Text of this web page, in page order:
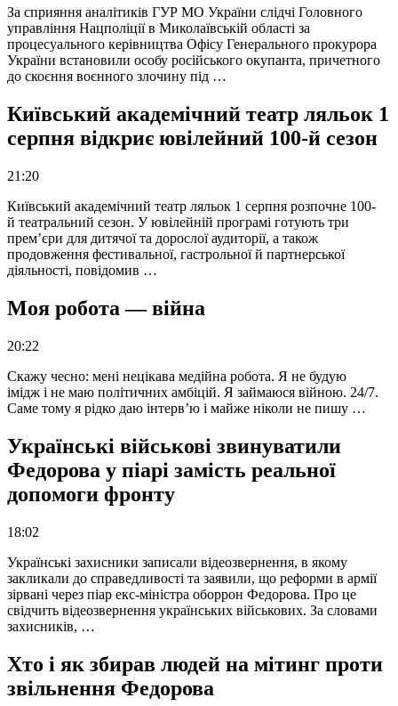
За сприяння аналітиків ГУР МО України слідчі Головного
управління Нацполіції в Миколаївській області за
процесуального керівництва Офісу Генерального прокурора
України встановили особу російського окупанта, причетного
до скоєння воєнного злочину під …
Київський академічний театр ляльок 1
серпня відкриє ювілейний 100-й сезон
21:20
Київський академічний театр ляльок 1 серпня розпочне 100-
й театральний сезон. У ювілейній програмі готують три
прем’єри для дитячої та дорослої аудиторії, а також
продовження фестивальної, гастрольної й партнерської
діяльності, повідомив …
Моя робота — війна
20:22
Скажу чесно: мені нецікава медійна робота. Я не будую
імідж і не маю політичних амбіцій. Я займаюся війною. 24/7.
Саме тому я рідко даю інтерв’ю і майже ніколи не пишу …
Українські військові звинуватили
Федорова у піарі замість реальної
допомоги фронту
18:02
Українські захисники записали відеозвернення, в якому
закликали до справедливості та заявили, що реформи в армії
зірвані через піар екс-міністра оборрон Федорова. Про це
свідчить відеозвернення українських військових. За словами
захисників, …
Хто і як збирав людей на мітинг проти
звільнення Федорова